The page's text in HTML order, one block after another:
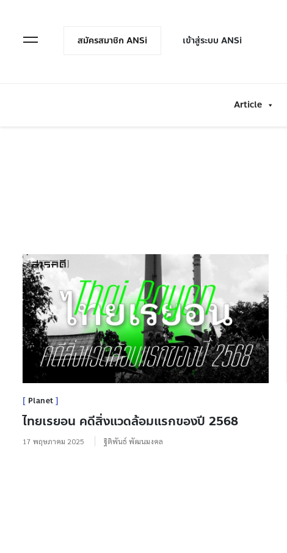
Open Menuสมัครสมาชิก ANSi เข้าสู่ระบบ ANSi
Article
Planet
ไทยเรยอน คดีสิ่งแวดล้อมแรกของปี 2568
17 พฤษภาคม 2025 ฐิติพันธ์ พัฒนมงคล